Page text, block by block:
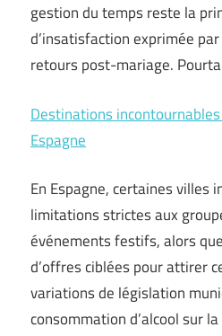
gestion du temps reste la
d’insatisfaction exprimée
retours post-mariage.
Destinations
Espagne
En Espagne, certaines villes
limitations strictes aux
événements festifs, alors
d’offres ciblées pour attirer
variations de législation
consommation d’alcool sur